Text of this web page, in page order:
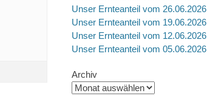
Unser Ernteanteil vom 26.06.2026
Unser Ernteanteil vom 19.06.2026
Unser Ernteanteil vom 12.06.2026
Unser Ernteanteil vom 05.06.2026
Archiv